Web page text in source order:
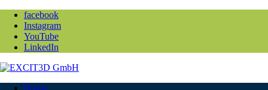
facebook
Instagram
YouTube
LinkedIn
Home